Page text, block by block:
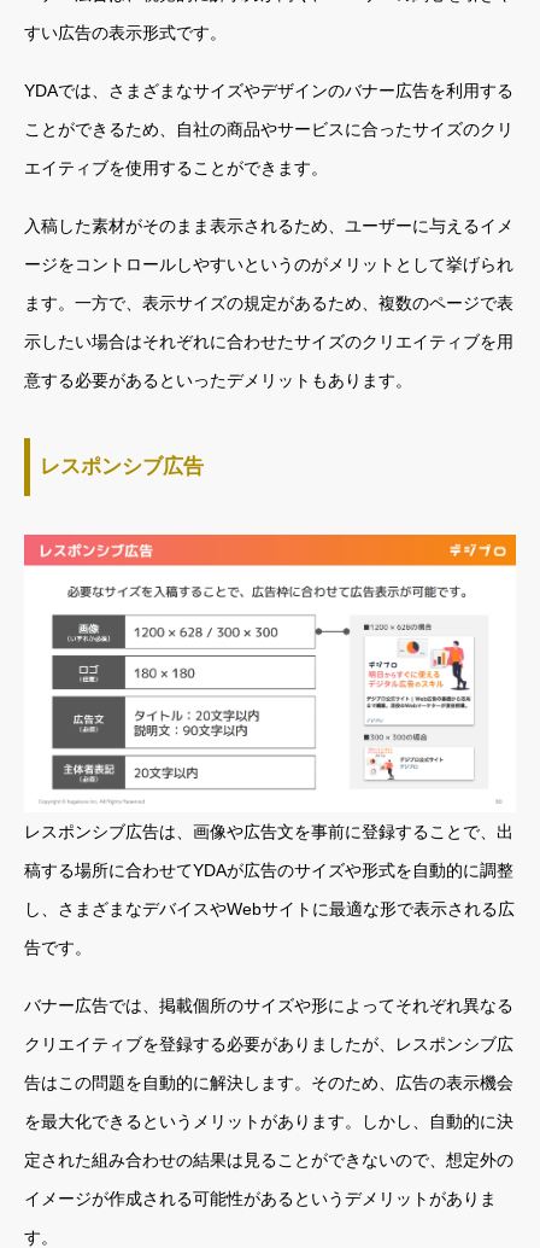
すい広告の表示形式です。
YDAでは、さまざまなサイズやデザインのバナー広告を利用する
ことができるため、自社の商品やサービスに合ったサイズのクリ
エイティブを使用することができます。
入稿した素材がそのまま表示されるため、ユーザーに与えるイメ
ージをコントロールしやすいというのがメリットとして挙げられ
ます。一方で、表示サイズの規定があるため、複数のページで表
示したい場合はそれぞれに合わせたサイズのクリエイティブを用
意する必要があるといったデメリットもあります。
レスポンシブ広告
レスポンシブ広告は、画像や広告文を事前に登録することで、出
稿する場所に合わせてYDAが広告のサイズや形式を自動的に調整
し、さまざまなデバイスやWebサイトに最適な形で表示される広
告です。
バナー広告では、掲載個所のサイズや形によってそれぞれ異なる
クリエイティブを登録する必要がありましたが、レスポンシブ広
告はこの問題を自動的に解決します。そのため、広告の表示機会
を最大化できるというメリットがあります。しかし、自動的に決
定された組み合わせの結果は見ることができないので、想定外の
イメージが作成される可能性があるというデメリットがありま
す。